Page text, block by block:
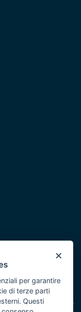
Puglia 2014/2020 -
×
per garantire
di terze parti
Questi